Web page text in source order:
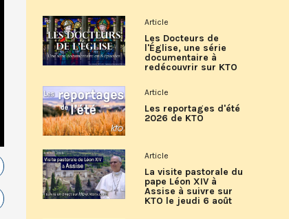
Article
Les Docteurs de
l'Église, une série
documentaire à
redécouvrir sur KTO
Article
Les reportages d'été
2026 de KTO
Article
La visite pastorale du
pape Léon XIV à
Assise à suivre sur
KTO le jeudi 6 août